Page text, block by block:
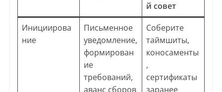
й совет
Инициирова
ние
Письменное
уведомление,
формирован
ие
требований,
аванс сборов
Соберите
таймшиты,
коносаменты
,
сертификаты
заранее